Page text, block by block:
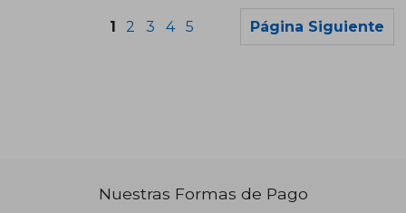
1 2 3 4 5 Página Siguiente
Nuestras Formas de Pago